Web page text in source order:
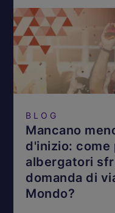
BLOG
Mancano
d'inizio: come
albergatori
domanda di
Mondo?